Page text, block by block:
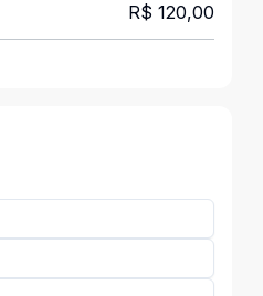
R$ 120,00